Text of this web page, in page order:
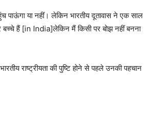
पाऊंगा या नहीं। लेकिन भारतीय दूतावास ने एक साल
हैं [in India]लेकिन मैं किसी पर बोझ नहीं बनना
राष्ट्रीयता की पुष्टि होने से पहले उनकी पहचान